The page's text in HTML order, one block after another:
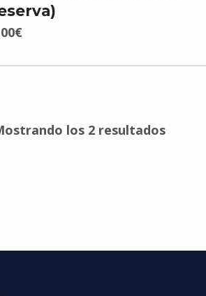
€
los 2 resultados